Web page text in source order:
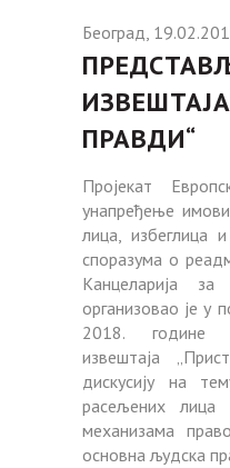
Београд,
ПРАВДИ“
Пројекат
унапређење
лица, избеглица
споразума о
Канцеларија
организовао је у
2018. године
извештаја
дискусију на
расељених лица
механизама
основна људска